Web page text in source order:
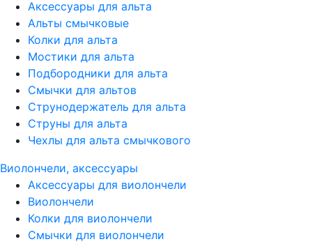
Аксессуары для альта
Альты смычковые
Колки для альта
Мостики для альта
Подбородники для альта
Смычки для альтов
Струнодержатель для альта
Струны для альта
Чехлы для альта смычкового
Виолончели, аксессуары
Аксессуары для виолончели
Виолончели
Колки для виолончели
Смычки для виолончели